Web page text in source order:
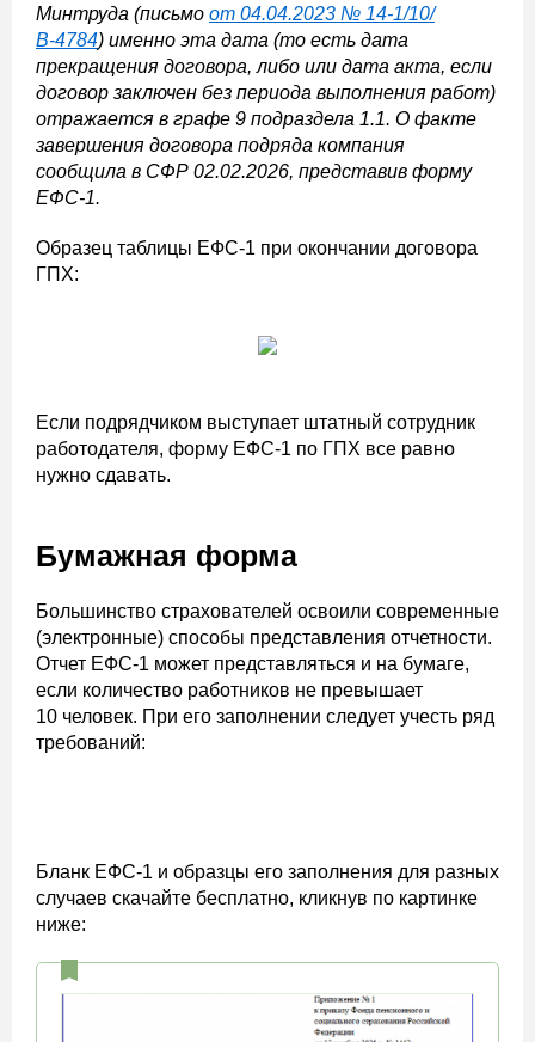
Минтруда (письмо от 04.04.2023 № 14-1/10/
В-4784) именно эта дата (то есть дата
прекращения договора, либо или дата акта, если
договор заключен без периода выполнения работ)
отражается в графе 9 подраздела 1.1. О факте
завершения договора подряда компания
сообщила в СФР 02.02.2026, представив форму
ЕФС-1.
Образец таблицы ЕФС-1 при окончании договора
ГПХ:
Если подрядчиком выступает штатный сотрудник
работодателя, форму ЕФС-1 по ГПХ все равно
нужно сдавать.
Бумажная форма
Большинство страхователей освоили современные
(электронные) способы представления отчетности.
Отчет ЕФС-1 может представляться и на бумаге,
если количество работников не превышает
10 человек. При его заполнении следует учесть ряд
требований:
Бланк ЕФС-1 и образцы его заполнения для разных
случаев скачайте бесплатно, кликнув по картинке
ниже: